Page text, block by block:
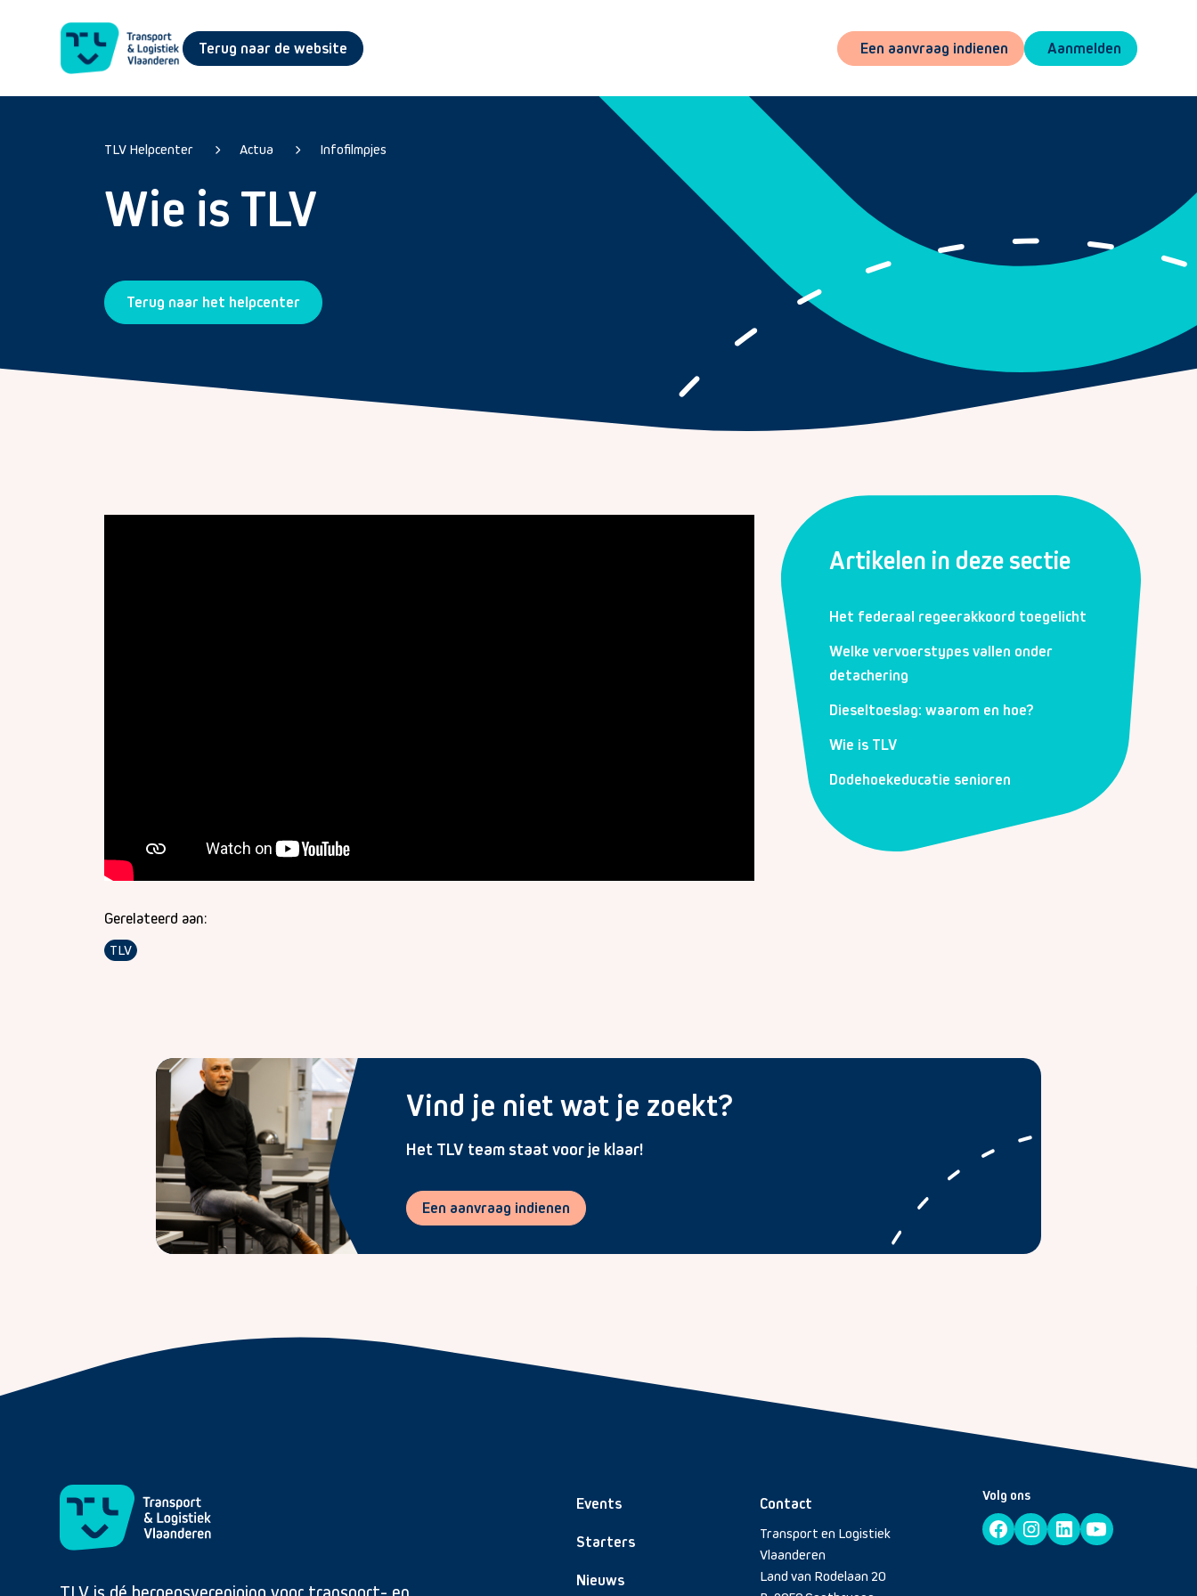
Terug naar de website Een aanvraag indienen Aanmelden
TLV Helpcenter Actua Infofilmpjes
Wie is TLV
Terug naar het helpcenter
Gerelateerd aan:
TLV
Artikelen in deze sectie
Het federaal regeerakkoord toegelicht
Welke vervoerstypes vallen onder
detachering
Dieseltoeslag: waarom en hoe?
Wie is TLV
Dodehoekeducatie senioren
Vind je niet wat je zoekt?
Het TLV team staat voor je klaar!
Een aanvraag indienen
Events
Starters
Nieuws
Contact
Transport en Logistiek
Vlaanderen
Land van Rodelaan 20
Volg ons